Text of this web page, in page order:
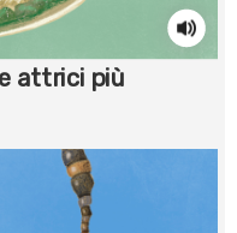
attrici più